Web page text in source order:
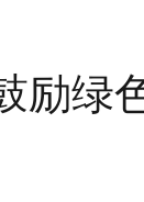
励绿